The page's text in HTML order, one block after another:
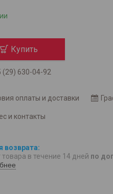
Купить
(29) 630-04-92
оплаты и доставки
и контакты
товара в течение 14 дней по